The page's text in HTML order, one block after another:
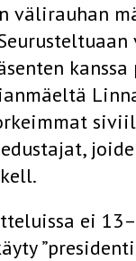
välirauhan
ei